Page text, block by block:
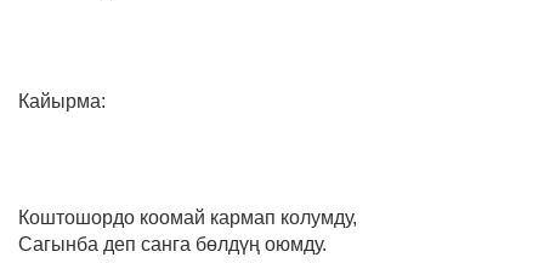
Кайырма:
Коштошордо коомай кармап колумду,
Сагынба деп санга бөлдүң оюмду.